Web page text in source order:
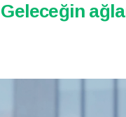
Geleceğin